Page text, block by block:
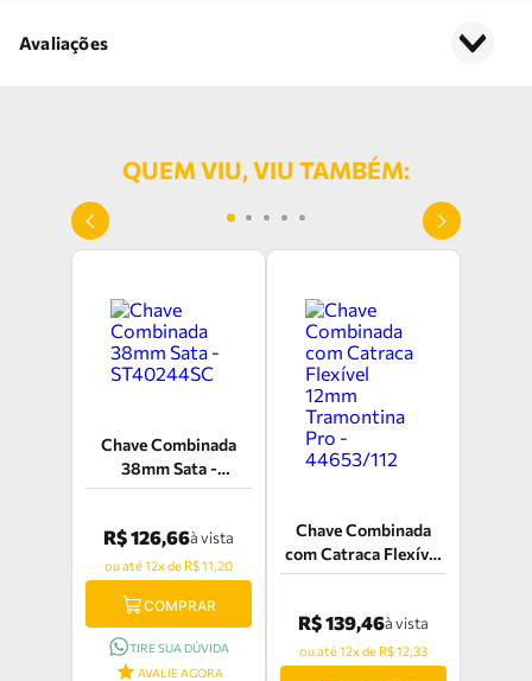
Avaliações
QUEM VIU, VIU TAMBÉM:
Chave Combinada
38mm Sata -
ST40244SC
R$ 126,66à vista
ou até 12x de R$ 11,20
COMPRAR
TIRE SUA DÚVIDA
AVALIE AGORA
Chave Combinada
com Catraca Flexível
12mm Tramontina
R$ 139,46à vista
ou até 12x de R$ 12,33